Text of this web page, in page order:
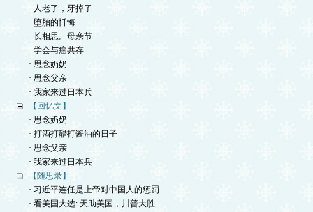
· 人老了，牙掉了
· 堕胎的忏悔
· 长相思。母亲节
· 学会与癌共存
· 思念奶奶
· 思念父亲
· 我家来过日本兵
【回忆文】
· 思念奶奶
· 打酒打醋打酱油的日子
· 思念父亲
· 我家来过日本兵
【随思录】
· 习近平连任是上帝对中国人的惩罚
· 看美国大选: 天助美国，川普大胜